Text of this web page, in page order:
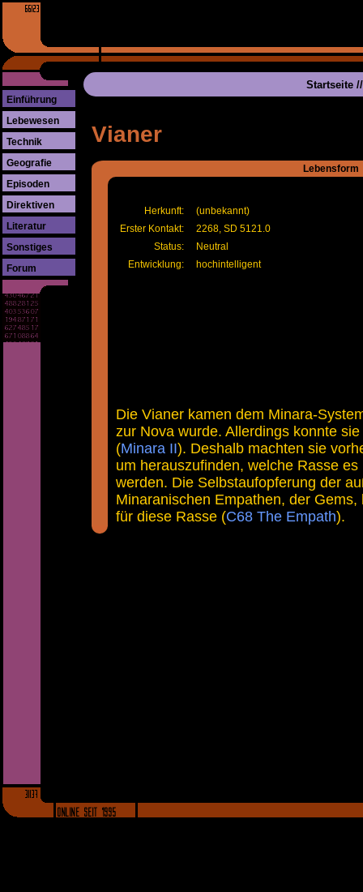
Einführung
Lebewesen
Technik
Geografie
Episoden
Direktiven
Literatur
Sonstiges
Forum
Startseite
Vianer
Lebensform
Herkunft:
(unbekannt)
Erster Kontakt:
2268, SD 5121.0
Status:
Neutral
Entwicklung:
hochintelligent
Die Vianer kamen dem Minara-
zur Nova wurde. Allerdings konnte
(Minara II). Deshalb machten sie
um herauszufinden, welche Rasse
werden. Die Selbstaufopferung der
Minaranischen Empathen, der
für diese Rasse (C68 The Empath).